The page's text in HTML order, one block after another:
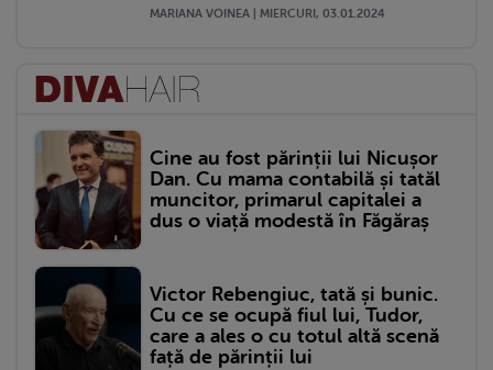
MARIANA VOINEA | MIERCURI, 03.01.2024
Cine au fost părinții lui Nicușor
Dan. Cu mama contabilă și tatăl
muncitor, primarul capitalei a
dus o viață modestă în Făgăraș
Victor Rebengiuc, tată și bunic.
Cu ce se ocupă fiul lui, Tudor,
care a ales o cu totul altă scenă
față de părinții lui